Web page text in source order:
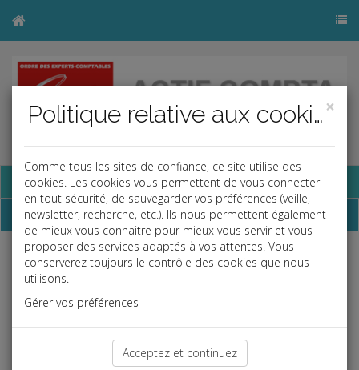
Base documentaire
Contact
Si vous souhaitez des renseignements sur nos prestations,
veuillez nous contacter via ce formulaire
Objet *:
Vos commentaires *:
×
Politique relative aux cookies
Comme tous les sites de confiance, ce site utilise des
cookies. Les cookies vous permettent de vous connecter
en tout sécurité, de sauvegarder vos préférences (veille,
newsletter, recherche, etc.). Ils nous permettent également
de mieux vous connaitre pour mieux vous servir et vous
proposer des services adaptés à vos attentes. Vous
conserverez toujours le contrôle des cookies que nous
utilisons.
Gérer vos préférences
Acceptez et continuez